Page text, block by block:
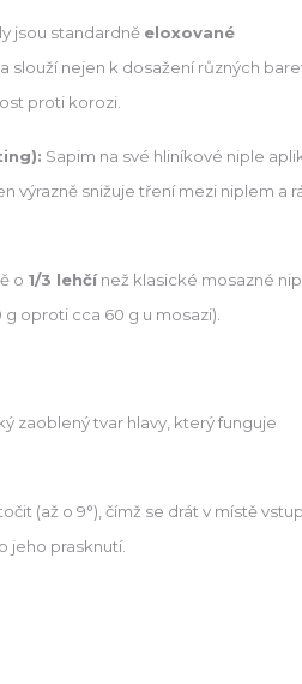
jsou standardně eloxované
slouží nejen k dosažení různých
proti korozi.
Sapim na své hliníkové niple
výrazně snižuje tření mezi niplem a
o 1/3 lehčínež klasické mosazné
oproti cca 60 g u mosazi).
zaoblený tvar hlavy, který funguje
(až o 9°), čímž se drát v místě
jeho prasknutí.